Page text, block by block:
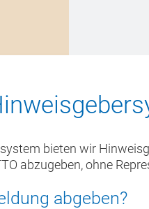
bieten wir
abzugeben, ohne
abgeben?